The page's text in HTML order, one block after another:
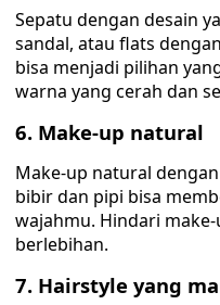
Sepatu dengan desain
sandal, atau flats
bisa menjadi pilihan
warna yang cerah dan
6. Make-up natural
Make-up natural
bibir dan pipi bisa
wajahmu. Hindari
berlebihan.
7. Hairstyle yang